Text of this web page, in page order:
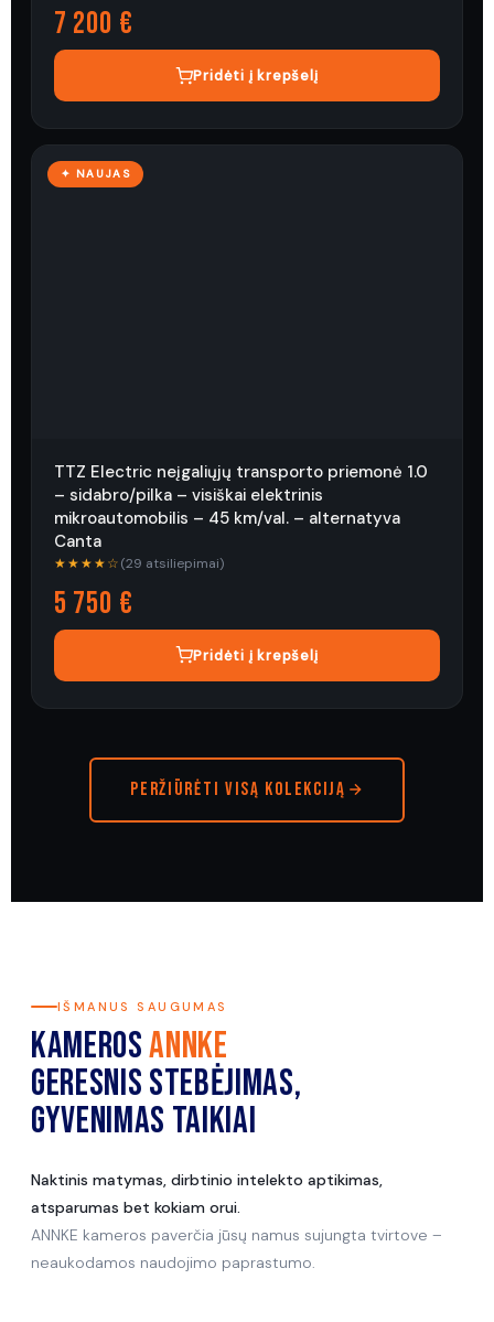
7 200 €
Pridėti į krepšelį
✦ NAUJAS
TTZ Electric neįgaliųjų transporto priemonė 1.0
– sidabro/pilka – visiškai elektrinis
mikroautomobilis – 45 km/val. – alternatyva
Canta
★★★★☆(29 atsiliepimai)
5 750 €
Pridėti į krepšelį
Peržiūrėti visą kolekciją
IŠMANUS SAUGUMAS
KAMEROSANNKE
GERESNIS STEBĖJIMAS,
GYVENIMAS TAIKIAI
Naktinis matymas, dirbtinio intelekto aptikimas,
atsparumas bet kokiam orui.
ANNKE kameros paverčia jūsų namus sujungta tvirtove –
neaukodamos naudojimo paprastumo.